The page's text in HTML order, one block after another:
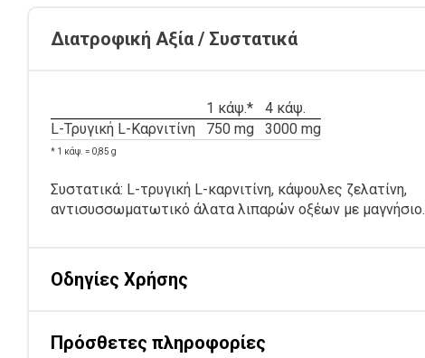
Διατροφική Αξία / Συστατικά
1 κάψ.*
4 κάψ.
L-Τρυγική L-Καρνιτίνη
750 mg 3000 mg
* 1 κάψ. = 0,85 g
Συστατικά: L-τρυγική L-καρνιτίνη, κάψουλες ζελατίνη,
αντισυσσωματωτικό άλατα λιπαρών οξέων με μαγνήσιο.
Οδηγίες Χρήσης
Πρόσθετες πληροφορίες